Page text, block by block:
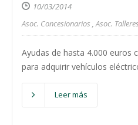
10/03/2014
Asoc. Concesionarios ,Asoc.
Ayudas de hasta 4.000 euros
para adquirir vehículos
Leer más